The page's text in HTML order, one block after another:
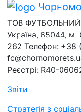
ТОВ
Україна, 65044,
262 Телефон: +38
Реєстрі: R40-
Звіти
Стратегія з